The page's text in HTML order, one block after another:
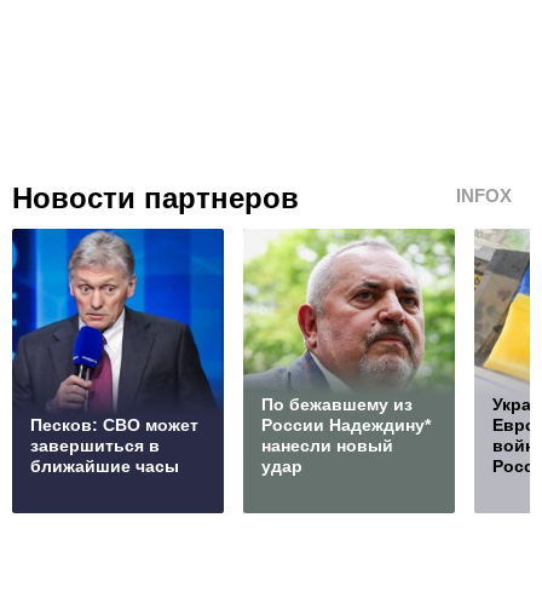
Новости партнеров INFOX
Песков: СВО может
завершиться в
ближайшие часы
По бежавшему из
России Надеждину*
нанесли новый
удар